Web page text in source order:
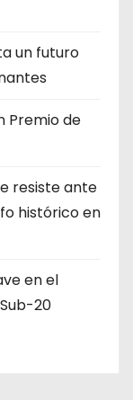
un futuro
Premio de
resiste ante
histórico en
en el
20